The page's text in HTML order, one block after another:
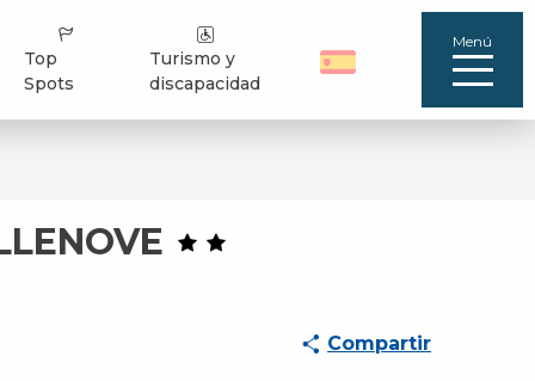
Top
Spots
Turismo y
discapacidad
Menú
Compartir